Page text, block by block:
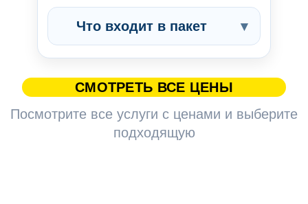
Что входит в пакет ▾
СМОТРЕТЬ ВСЕ ЦЕНЫ
Посмотрите все услуги с ценами и выберите
подходящую